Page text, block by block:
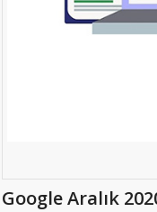
Google Aralık